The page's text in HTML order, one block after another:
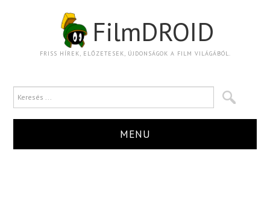
FilmDROID
FRISS HÍREK, ELŐZETESEK, ÚJDONSÁGOK A FILM VILÁGÁBÓL.
MENU